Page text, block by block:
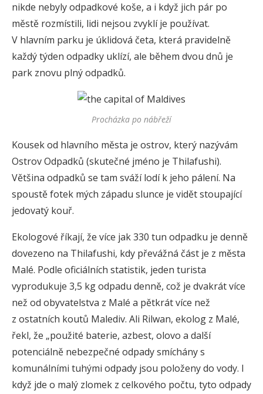
nikde nebyly odpadkové koše, a i když jich pár po
městě rozmístili, lidi nejsou zvyklí je používat.
V hlavním parku je úklidová četa, která pravidelně
každý týden odpadky uklízí, ale během dvou dnů je
park znovu plný odpadků.
Procházka po nábřeží
Kousek od hlavního města je ostrov, který nazývám
Ostrov Odpadků (skutečné jméno je Thilafushi).
Většina odpadků se tam sváží lodí k jeho pálení. Na
spoustě fotek mých západu slunce je vidět stoupající
jedovatý kouř.
Ekologové říkají, že více jak 330 tun odpadku je denně
dovezeno na Thilafushi, kdy převážná část je z města
Malé. Podle oficiálních statistik, jeden turista
vyprodukuje 3,5 kg odpadu denně, což je dvakrát více
než od obyvatelstva z Malé a pětkrát více než
z ostatních koutů Malediv. Ali Rilwan, ekolog z Malé,
řekl, že „použité baterie, azbest, olovo a další
potenciálně nebezpečné odpady smíchány s
komunálními tuhými odpady jsou položeny do vody. I
když jde o malý zlomek z celkového počtu, tyto odpady